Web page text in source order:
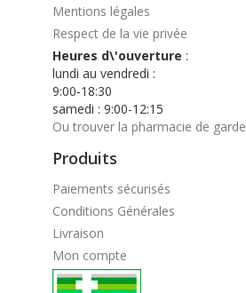
Mentions légales
Respect de la vie privée
Heures d\'ouverture :
lundi au vendredi :
9:00-18:30
samedi : 9:00-12:15
Ou trouver la pharmacie de garde
Produits
Paiements sécurisés
Conditions Générales
Livraison
Mon compte